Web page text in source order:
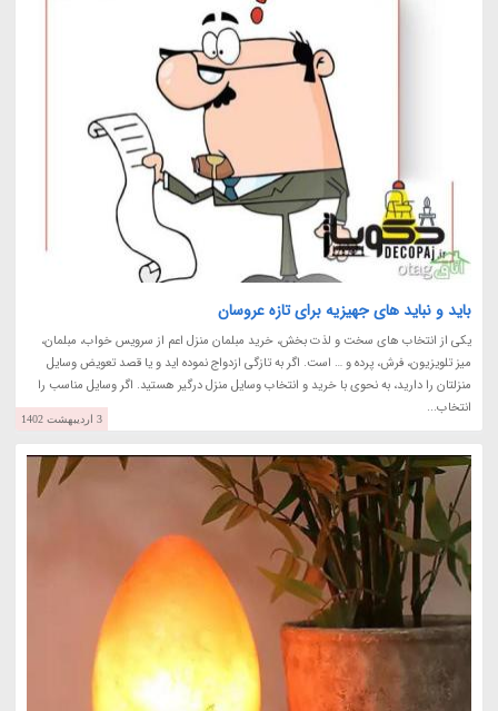
باید و نباید های جهیزیه برای تازه عروسان
یکی از انتخاب های سخت و لذت بخش، خرید مبلمان منزل اعم از سرویس خواب، مبلمان،
میز تلویزیون، فرش، پرده و … است. اگر به تازگی ازدواج نموده اید و یا قصد تعویض وسایل
منزلتان را دارید، به نحوی با خرید و انتخاب وسایل منزل درگیر هستید. اگر وسایل مناسب را
انتخاب...
3 اردیبهشت 1402